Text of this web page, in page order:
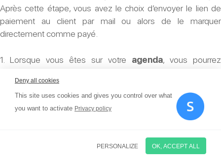
Après cette étape, vous avez le choix d’envoyer le lien de
paiement au client par mail ou alors de le marquer
directement comme payé.
1. Lorsque vous êtes sur votre agenda, vous pourrez
ouvrira la page de
2. Vous pouvez maintenant cliquer sur l’icône en forme d’œil
pour accéder à la facture validée de votre choix.
This site uses cookies and gives you control over what
you want to activate Privacy policy
PERSONALIZE
Deny all cookies
OK, ACCEPT ALL